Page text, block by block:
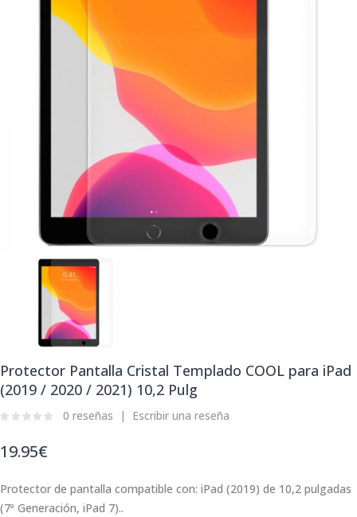
Protector Pantalla Cristal Templado COOL para iPad
(2019 / 2020 / 2021) 10,2 Pulg
0 reseñas Escribir una reseña
19.95€
Protector de pantalla compatible con: iPad (2019) de 10,2 pulgadas
(7ª Generación, iPad 7)..